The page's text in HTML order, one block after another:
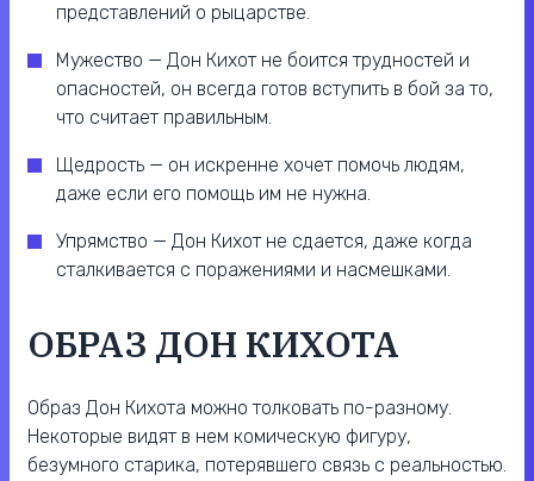
представлений о рыцарстве.
Мужество — Дон Кихот не боится трудностей и
опасностей, он всегда готов вступить в бой за то,
что считает правильным.
Щедрость — он искренне хочет помочь людям,
даже если его помощь им не нужна.
Упрямство — Дон Кихот не сдается, даже когда
сталкивается с поражениями и насмешками.
ОБРАЗ ДОН КИХОТА
Образ Дон Кихота можно толковать по-разному.
Некоторые видят в нем комическую фигуру,
безумного старика, потерявшего связь с реальностью.